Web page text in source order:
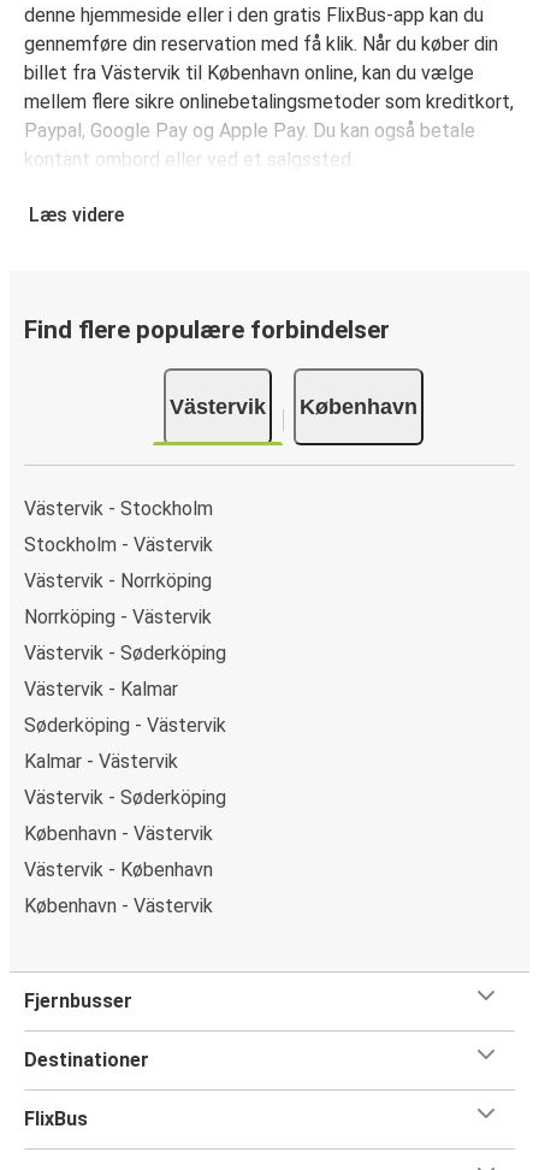
denne hjemmeside eller i den gratis FlixBus-app kan du
gennemføre din reservation med få klik. Når du køber din
billet fra Västervik til København online, kan du vælge
mellem flere sikre onlinebetalingsmetoder som kreditkort,
Paypal, Google Pay og Apple Pay. Du kan også betale
kontant ombord eller ved et salgssted.
Læs videre
Find flere populære forbindelser
Västervik København
Västervik - Stockholm
Stockholm - Västervik
Västervik - Norrköping
Norrköping - Västervik
Västervik - Søderköping
Västervik - Kalmar
Søderköping - Västervik
Kalmar - Västervik
Västervik - Søderköping
København - Västervik
Västervik - København
København - Västervik
Fjernbusser
Destinationer
FlixBus